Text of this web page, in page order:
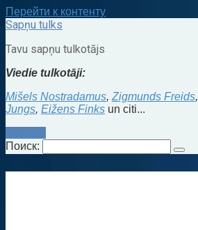
Перейти к контенту
Sapņu tulks
Tavu sapņu tulkotājs
Viedie tulkotāji:
Mišels Nostradamus, Zigmunds Freids,
Jungs, Eižens Finks un citi...
Kontakti
Поиск: